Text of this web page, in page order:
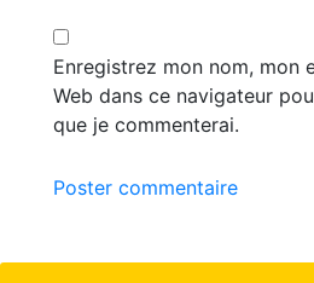
Enregistrez mon nom, mon
Web dans ce navigateur
que je commenterai.
Poster commentaire